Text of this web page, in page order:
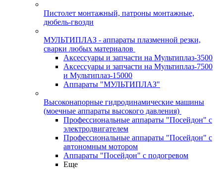
Пистолет монтажный, патроны монтажные,
дюбель-гвозди
МУЛЬТИПЛАЗ - аппараты плазменной резки,
сварки любых материалов
Аксессуары и запчасти на Мультиплаз-3500
Аксессуары и запчасти на Мультиплаз-7500
и Мультиплаз-15000
Аппараты "МУЛЬТИПЛАЗ"
Высоконапорные гидродинамические машины
(моечные аппараты высокого давления)
Профессиональные аппараты "Посейдон" с
электродвигателем
Профессиональные аппараты "Посейдон" с
автономным мотором
Аппараты "Посейдон" с подогревом
Еще